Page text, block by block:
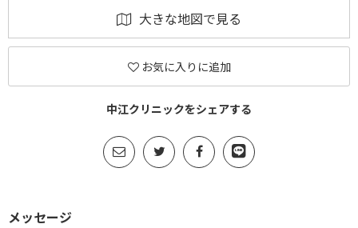
大きな地図で見る
お気に入りに追加
中江クリニックをシェアする
メッセージ